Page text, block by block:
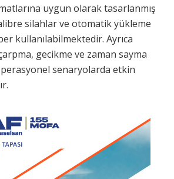
uygun olarak tasarlanmış
silahlar ve otomatik yükleme
kullanılabilmektedir. Ayrıca
gecikme ve zaman sayma
senaryolarda etkin